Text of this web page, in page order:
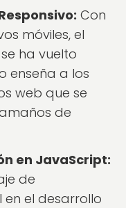
Con
móviles, el
ha vuelto
enseña a los
web que se
de
en JavaScript:
de
el desarrollo